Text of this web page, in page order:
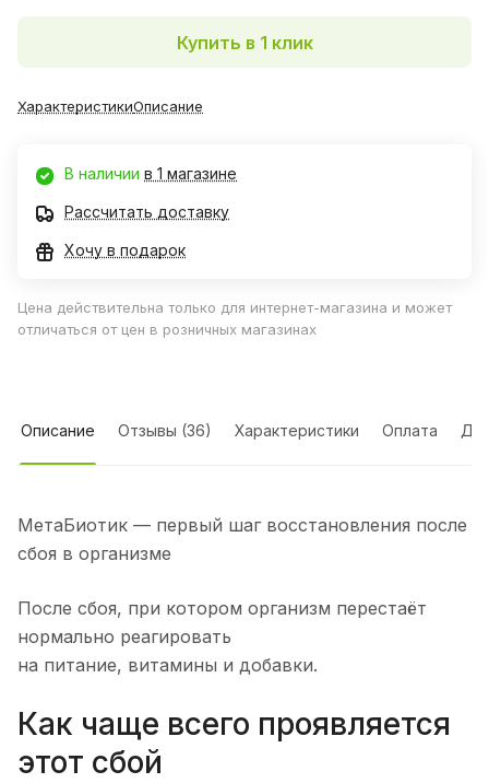
Купить в 1 клик
ХарактеристикиОписание
В наличии в 1 магазине
Рассчитать доставку
Хочу в подарок
Цена действительна только для интернет-магазина и может
отличаться от цен в розничных магазинах
Описание Отзывы (36) Характеристики Оплата
МетаБиотик — первый шаг восстановления после
сбоя в организме
После сбоя, при котором организм перестаёт
нормально реагировать
на питание, витамины и добавки.
Как чаще всего проявляется
этот сбой